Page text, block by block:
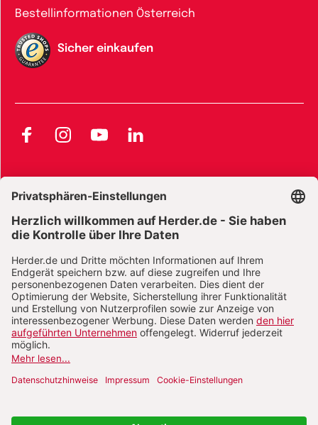
Bestellinformationen Österreich
Sicher einkaufen
FacebookInstagramYouTubeLinkedIn
Widerrufsbelehrung E-Books
Widerrufsbelehrung Zeitschriften Datenschutz
Datenschutz Social Media Barrierefreiheit
Vertrag widerrufen